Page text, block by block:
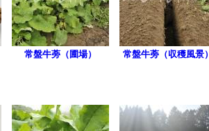
常盤牛蒡（圃場） 常盤牛蒡（収穫風景）